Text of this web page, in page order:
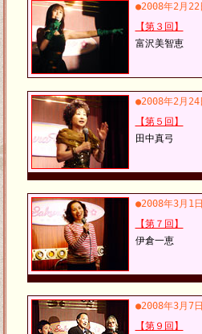
●2008年2月22
【第３回】
富沢美智恵
●2008年2月24
【第５回】
田中真弓
●2008年3月1
【第７回】
伊倉一恵
●2008年3月7
【第９回】